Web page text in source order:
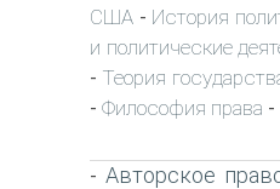
США - История
и политические
- Теория
- Философия права -
- Авторское